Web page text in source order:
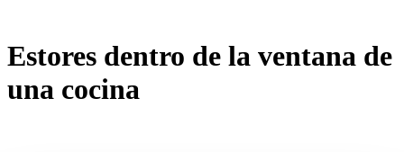
Estores dentro de la ventana de
una cocina